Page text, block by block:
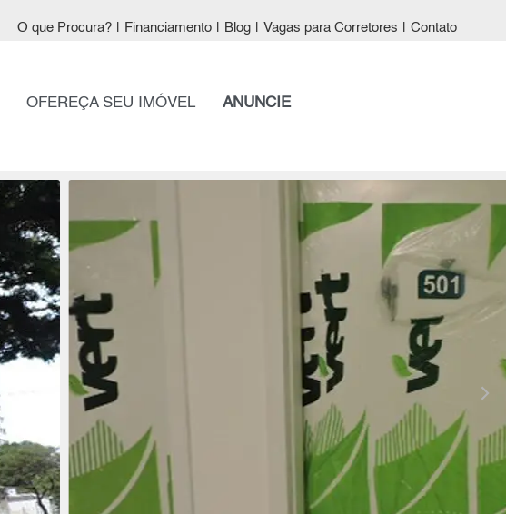
O que Procura? Financiamento Blog Vagas para Corretores Contato
OFEREÇA SEU IMÓVEL ANUNCIE